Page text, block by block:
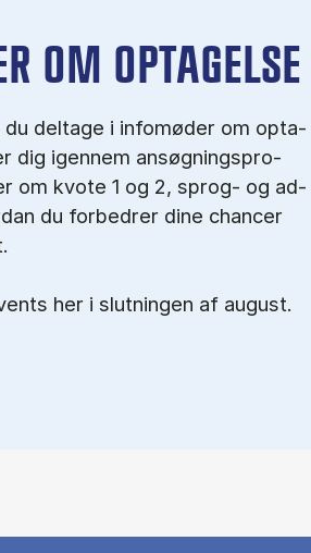
OM OP­TA­GEL­SE
du del­tage i in­fo­mø­der om op­ta­
dig igen­nem an­søg­nings­pro­
om kvo­te 1 og 2, sprog- og ad­
du forbedrer dine chancer
her i slutningen af august.